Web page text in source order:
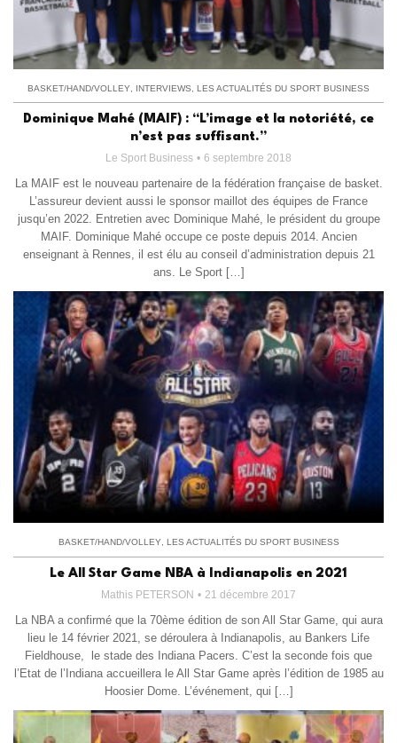
BASKET/HAND/VOLLEY INTERVIEWS LES ACTUALITÉS DU SPORT BUSINESS
Dominique Mahé (MAIF) : “L’image et la notoriété, ce
n’est pas suffisant.”
Le Sport Business 6 septembre 2018
La MAIF est le nouveau partenaire de la fédération française de basket.
L’assureur devient aussi le sponsor maillot des équipes de France
jusqu’en 2022. Entretien avec Dominique Mahé, le président du groupe
MAIF. Dominique Mahé occupe ce poste depuis 2014. Ancien
enseignant à Rennes, il est élu au conseil d’administration depuis 21
ans. Le Sport […]
BASKET/HAND/VOLLEY, LES ACTUALITÉS DU SPORT BUSINESS
Le All Star Game NBA à Indianapolis en 2021
Mathis PETERSON 21 décembre 2017
La NBA a confirmé que la 70ème édition de son All Star Game, qui aura
lieu le 14 février 2021, se déroulera à Indianapolis, au Bankers Life
Fieldhouse, le stade des Indiana Pacers. C’est la seconde fois que
l’Etat de l’Indiana accueillera le All Star Game après l’édition de 1985 au
Hoosier Dome. L’événement, qui […]